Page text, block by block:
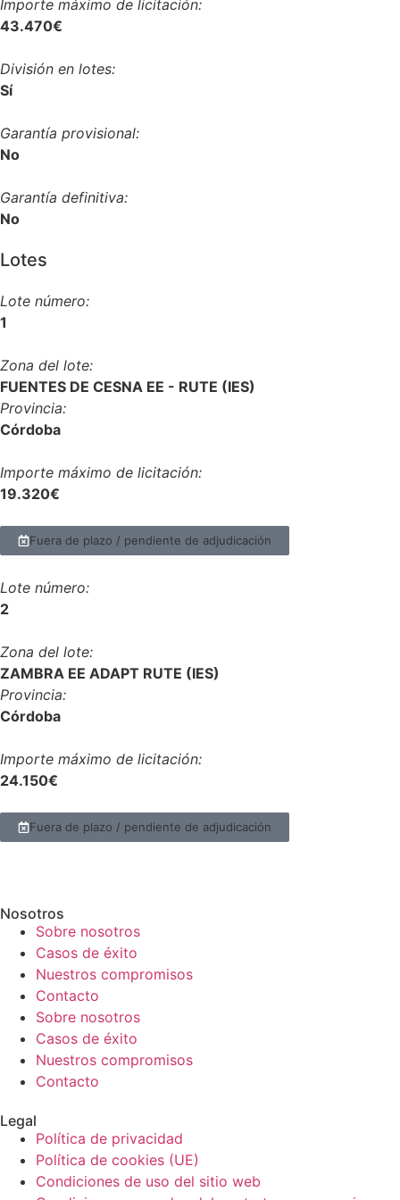
Importe máximo de licitación:
43.470€
División en lotes:
Sí
Garantía provisional:
No
Garantía definitiva:
No
Lotes
Lote número:
1
Zona del lote:
FUENTES DE CESNA EE - RUTE (IES)
Provincia:
Córdoba
Importe máximo de licitación:
19.320€
Fuera de plazo / pendiente de adjudicación
Lote número:
2
Zona del lote:
ZAMBRA EE ADAPT RUTE (IES)
Provincia:
Córdoba
Importe máximo de licitación:
24.150€
Fuera de plazo / pendiente de adjudicación
Nosotros
Sobre nosotros
Casos de éxito
Nuestros compromisos
Contacto
Sobre nosotros
Casos de éxito
Nuestros compromisos
Contacto
Legal
Política de privacidad
Política de cookies (UE)
Condiciones de uso del sitio web